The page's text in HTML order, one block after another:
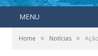
MENU
Home » Notícias »